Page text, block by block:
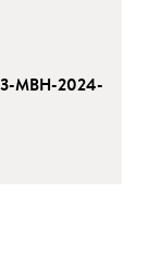
MBH-2024-